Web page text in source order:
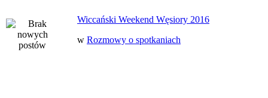
Wiccański Weekend Węsiory 2016
w Rozmowy o spotkaniach